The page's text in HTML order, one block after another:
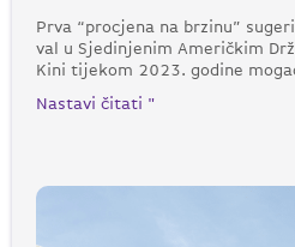
Prva “procjena na brzinu”
val u Sjedinjenim Američkim
Kini tijekom 2023. godine
Nastavi čitati "